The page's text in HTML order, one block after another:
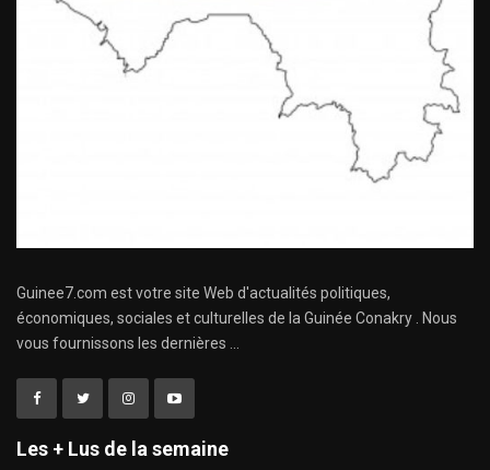
Guinee7.com est votre site Web d'actualités politiques,
économiques, sociales et culturelles de la Guinée Conakry . Nous
vous fournissons les dernières ...
Les + Lus de la semaine